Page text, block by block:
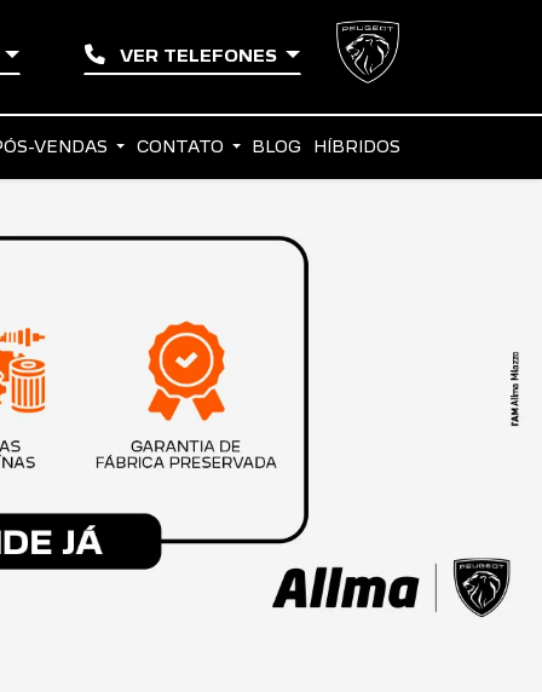
VER TELEFONES
VENDAS CONTATO BLOG HÍBRIDOS